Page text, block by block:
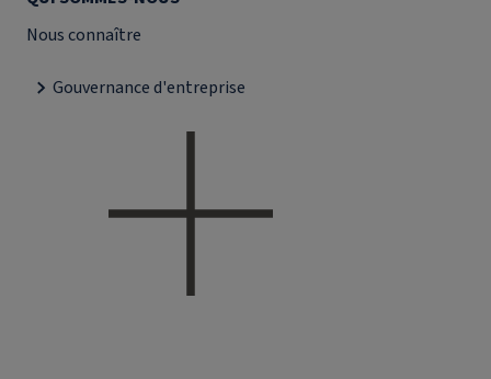
Nous connaître
Gouvernance d'entreprise